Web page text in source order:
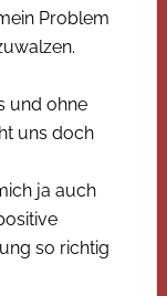
Problem
und ohne
uns doch
ja auch
so richtig